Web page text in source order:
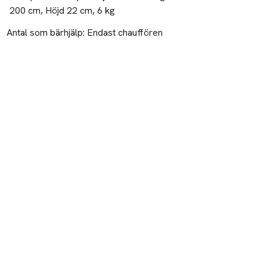
200 cm, Höjd 22 cm, 6 kg
Antal som bärhjälp: Endast chauffören